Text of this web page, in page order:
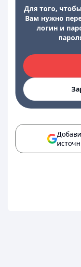
Для того,
Вам нужно
логин и